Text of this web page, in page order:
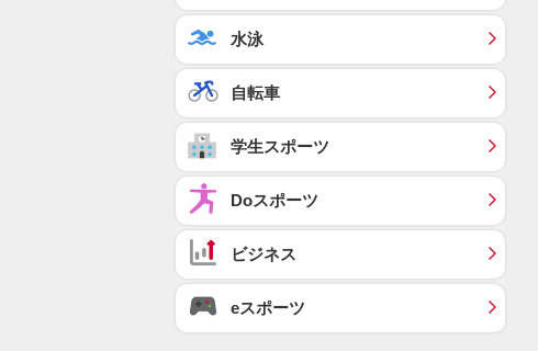
水泳
自転車
学生スポーツ
Doスポーツ
ビジネス
eスポーツ